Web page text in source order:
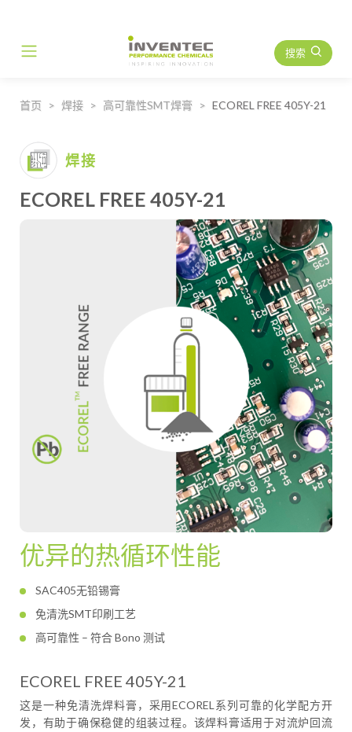
Main Navigation 搜索
首页 焊接 高可靠性SMT焊膏 ECOREL FREE 405Y-21
焊接
ECOREL FREE 405Y-21
优异的热循环性能
SAC405无铅锡膏
免清洗SMT印刷工艺
高可靠性 – 符合 Bono 测试
ECOREL FREE 405Y-21
这是一种免清洗焊料膏，采用ECOREL系列可靠的化学配方开
发，有助于确保稳健的组装过程。该焊料膏适用于对流炉回流